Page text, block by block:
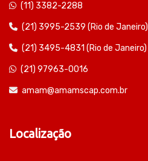
(11) 3382-2288
(21) 3995-2539 (Rio de Janeiro)
(21) 3495-4831 (Rio de Janeiro)
(21) 97963-0016
amam@amamscap.com.br
Localização